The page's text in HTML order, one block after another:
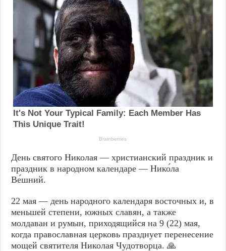
День святого Николая — христианский праздник и
праздник в народном календаре — Нико́ла
Ве́шний.
22 мая — день народного календаря восточных и, в
меньшей степени, южных славян, а также
молдаван и румын, приходящийся на 9 (22) мая,
когда православная церковь празднует перенесение
мощей святителя Николая Чудотворца. 🙏